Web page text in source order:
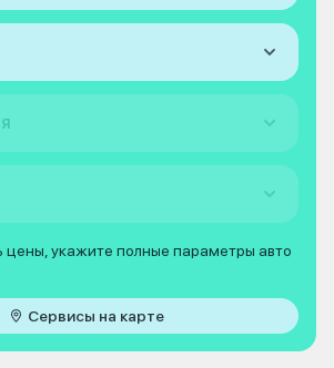
цены, укажите полные параметры авто
Сервисы на карте